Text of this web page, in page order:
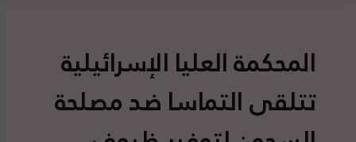
المحكمة العليا الإسرائيلية
تتلقى التماسا ضد مصلحة